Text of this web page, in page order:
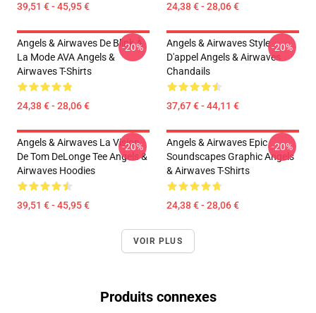
39,51 € - 45,95 € 24,38 € - 28,06 €
Angels & Airwaves De Blink À
La Mode AVA Angels &
Airwaves T-Shirts
24,38 € - 28,06 €
-20%
Angels & Airwaves Style
D'appel Angels & Airwaves
Chandails
37,67 € - 44,11 €
-20%
Angels & Airwaves La Vision
De Tom DeLonge Tee Angels &
Airwaves Hoodies
39,51 € - 45,95 €
-20%
Angels & Airwaves Epic
Soundscapes Graphic Angels
& Airwaves T-Shirts
24,38 € - 28,06 €
-20%
VOIR PLUS
Produits connexes